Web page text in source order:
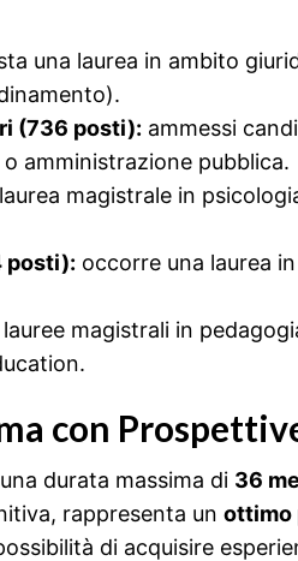
una laurea in ambito
(736 posti): ammessi
amministrazione pubblica.
magistrale in
posti): occorre una laurea
magistrali in
con
durata massima di 36
rappresenta un ottimo
di acquisire